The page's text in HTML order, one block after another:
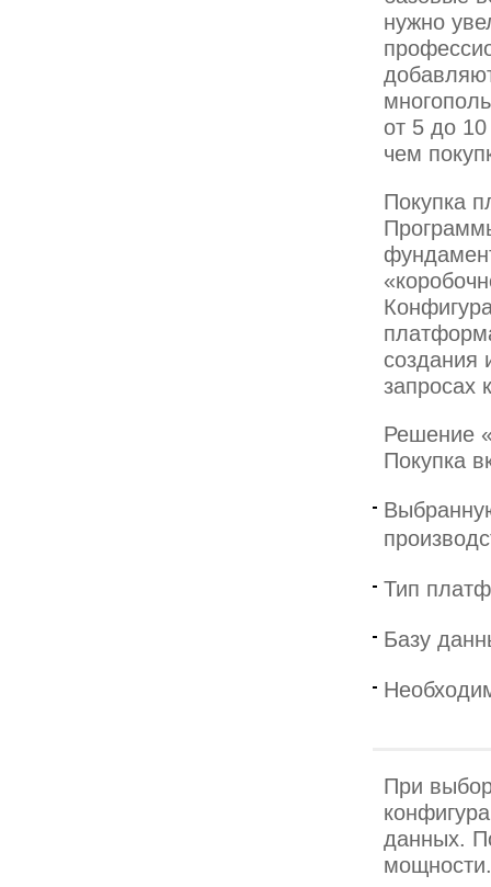
нужно
от 5 до
чем
Покупка
создания
запросах
Решение
Покупка
Тип
Базу
При
данных.
мощности.